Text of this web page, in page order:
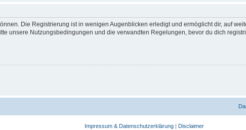
Die Registrierung ist in wenigen Augenblicken erledigt und ermöglicht dir, auf
unsere Nutzungsbedingungen und die verwandten Regelungen, bevor du dich
Impressum & Datenschutzerklärung | Disclaimer